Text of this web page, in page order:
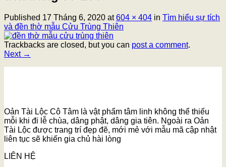
Published 17 Tháng 6, 2020 at604 × 404 in Tìm hiểu sự tích
và đền thờ mẫu Cửu Trùng Thiên
Trackbacks are closed, but you can post a comment.
Next →
Oản Tài Lộc Cô Tâm là vật phẩm tâm linh không thể thiếu
mỗi khi đi lễ chùa, dâng phật, dâng gia tiên. Ngoài ra Oản
Tài Lộc được trang trí đẹp đẽ, mới mẻ với mẫu mã cập nhật
liên tục sẽ khiến gia chủ hài lòng
LIÊN HỆ